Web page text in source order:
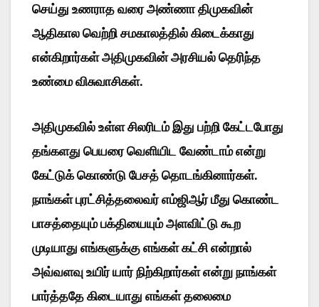
செய்து உணராத வரை அண்ணா திமுகவின்
ஆதிகால வெற்றி சமகாலத்தில் கிடைக்காது
என்கிறார்கள் அதிமுகவின் அரசியல் தெரிந்த
உண்மை விசுவாசிகள்.
அதிமுகவில் உள்ள சிலரிடம் இது பற்றி கேட்டபோது
தங்களது பெயரை வெளியிட வேண்டாம் என்று
கேட்டுக் கொண்டு பேசத் தொடங்கினார்கள்.
நாங்கள் புரட்சித்தலைவர் எம்ஜிஆர் மீது கொண்ட
பாசத்தையும் பக்தியையும் அளவிட்டு கூற
முடியாது எங்களுக்கு எங்கள் கட்சி என்றால்
அவ்வளவு உயிர் யார் நிற்கிறார்கள் என்று நாங்கள்
பார்த்ததே கிடையாது எங்கள் தலைமை